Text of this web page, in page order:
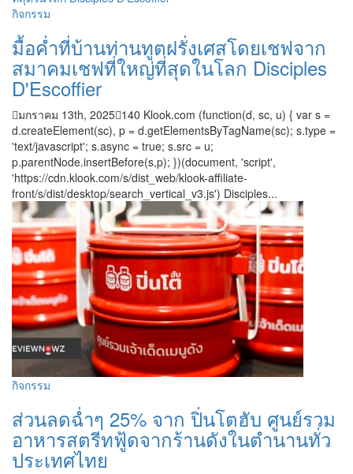
กิจกรรม
มื้อค่ำที่บ้านท่านทูตฝรั่งเศสโดยเชฟจาก
สมาคมเชฟที่ใหญ่ที่สุดในโลก Disciples
D'Escoffier
มกราคม 13th, 2025 140 Klook.com (function(d, sc, u) { var s =
d.createElement(sc), p = d.getElementsByTagName(sc); s.type =
'text/javascript'; s.async = true; s.src = u;
p.parentNode.insertBefore(s,p); })(document, 'script',
'https://cdn.klook.com/s/dist_web/klook-affiliate-
front/s/dist/desktop/search_vertical_v3.js') Disciples...
กิจกรรม
ส่วนลดฉ่ำๆ 25% จาก ปิ่นโตฮับ ศูนย์รวม
อาหารสตรีทฟู้ดจากร้านดังในตำนานทั่ว
ประเทศไทย